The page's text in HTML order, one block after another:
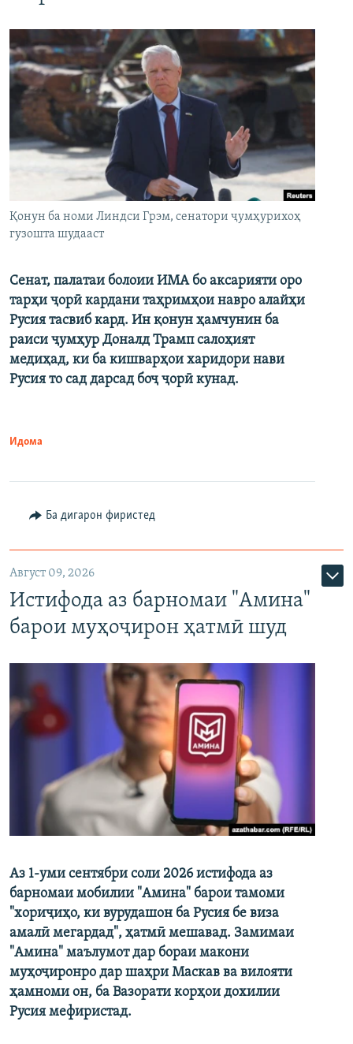
Қонун ба номи Линдси Грэм, сенатори ҷумҳурихоҳ
гузошта шудааст
Сенат, палатаи болоии ИМА бо аксарияти оро
тарҳи ҷорӣ кардани таҳримҳои навро алайҳи
Русия тасвиб кард. Ин қонун ҳамчунин ба
раиси ҷумҳур Доналд Трамп салоҳият
медиҳад, ки ба кишварҳои харидори нави
Русия то сад дарсад боҷ ҷорӣ кунад.
Идома
Ба дигарон фиристед
Август 09, 2026
Истифода аз барномаи "Амина"
барои муҳоҷирон ҳатмӣ шуд
Аз 1-уми сентябри соли 2026 истифода аз
барномаи мобилии "Амина" барои тамоми
"хориҷиҳо, ки вурудашон ба Русия бе виза
амалӣ мегардад", ҳатмӣ мешавад. Замимаи
"Амина" маълумот дар бораи макони
муҳоҷиронро дар шаҳри Маскав ва вилояти
ҳамноми он, ба Вазорати корҳои дохилии
Русия мефиристад.